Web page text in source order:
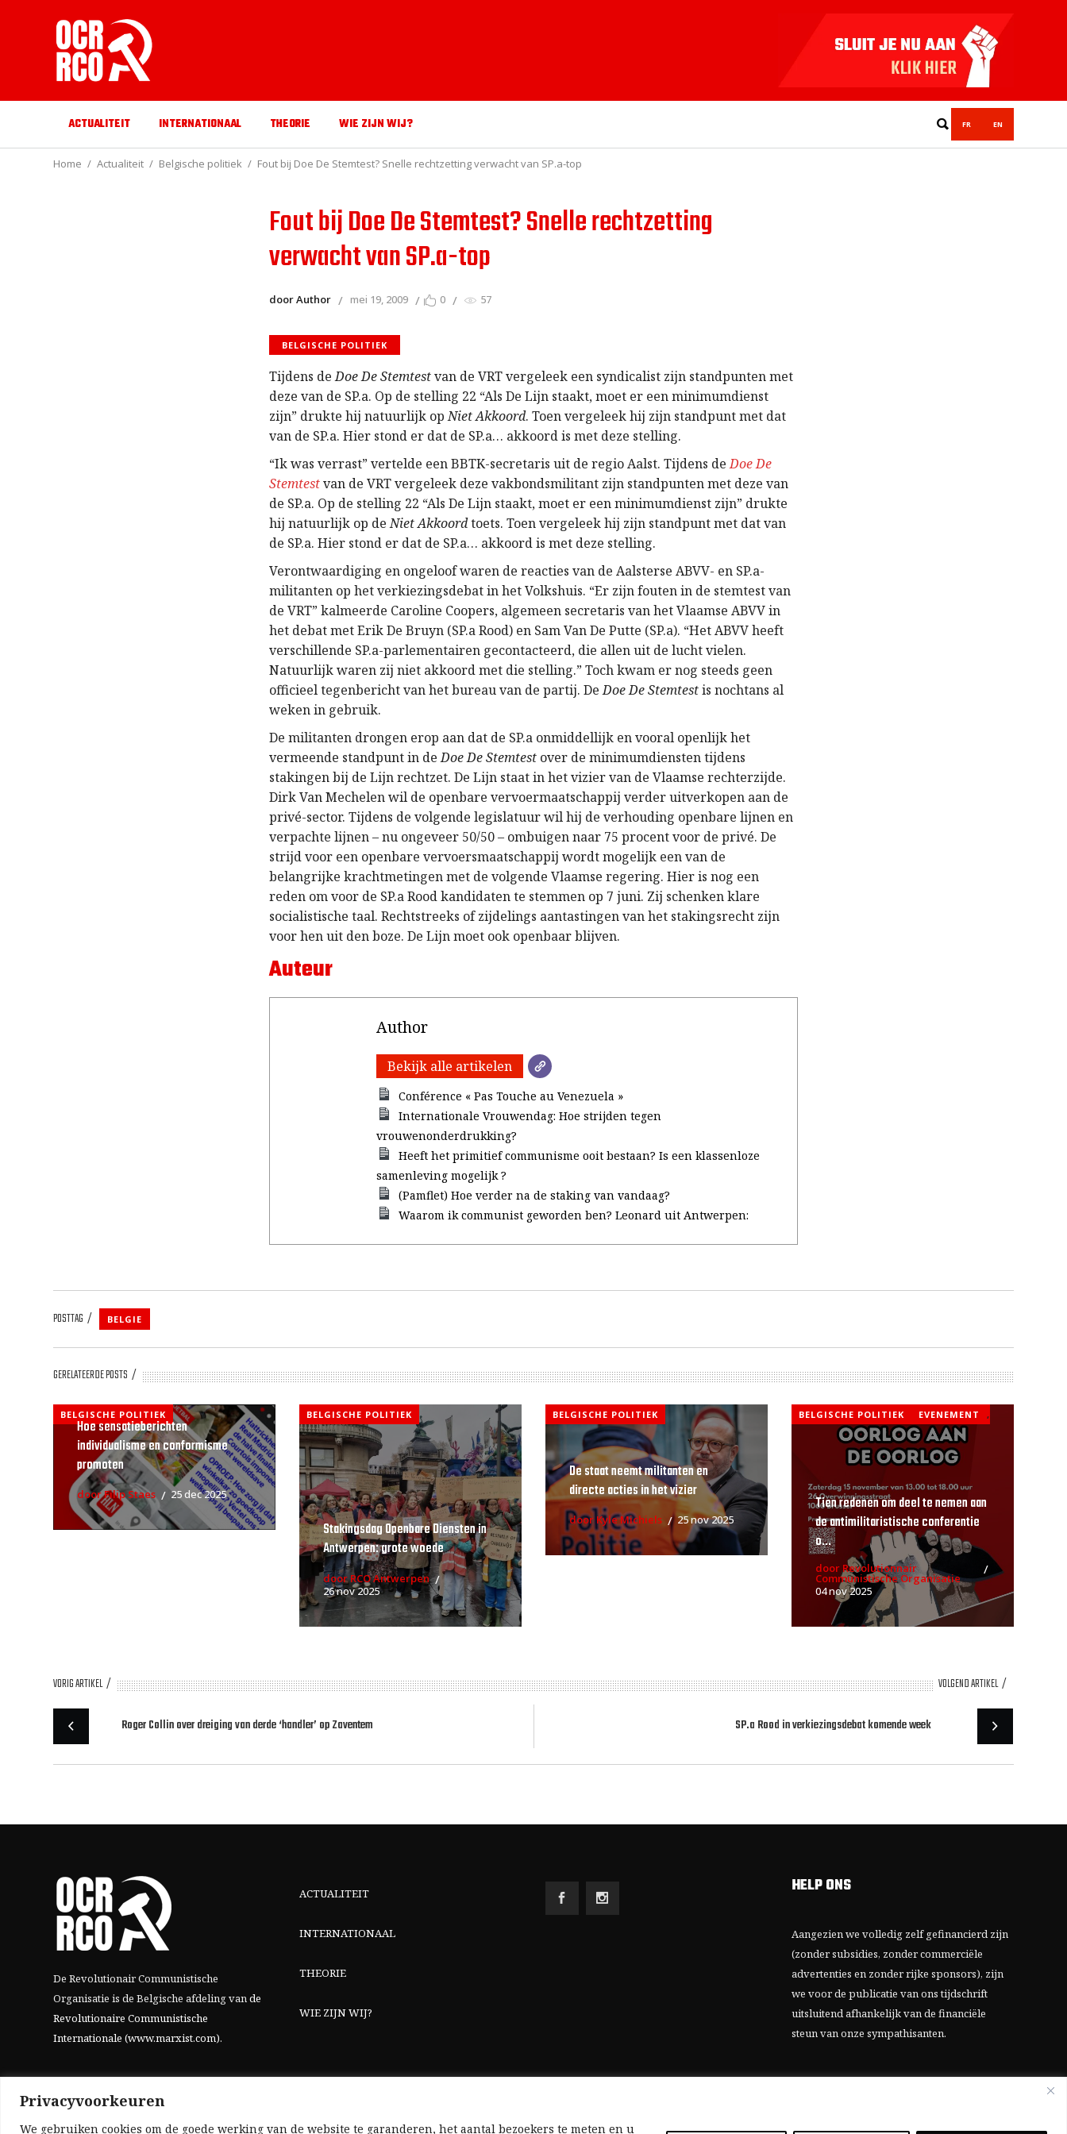
Privacyvoorkeuren
We gebruiken cookies om de goede werking van de website te garanderen, het aantal bezoekers te meten en u
ACTUALITEIT INTERNATIONAAL THEORIE WIE ZIJN WIJ? FR EN
Home Actualiteit Belgische politiek Fout bij Doe De Stemtest? Snelle rechtzetting verwacht van SP.a-top
Fout bij Doe De Stemtest? Snelle rechtzetting
verwacht van SP.a-top
door Author mei 19, 2009 0 57
BELGISCHE POLITIEK
Tijdens deDoe De Stemtestvan de VRT vergeleek een syndicalist zijn standpunten met
deze van de SP.a. Op de stelling 22 “Als De Lijn staakt, moet er een minimumdienst
zijn” drukte hij natuurlijk opNiet Akkoord. Toen vergeleek hij zijn standpunt met dat
van de SP.a. Hier stond er dat de SP.a… akkoord is met deze stelling.
“Ik was verrast” vertelde een BBTK-secretaris uit de regio Aalst. Tijdens de Doe De
Stemtestvan de VRT vergeleek deze vakbondsmilitant zijn standpunten met deze van
de SP.a. Op de stelling 22 “Als De Lijn staakt, moet er een minimumdienst zijn” drukte
hij natuurlijk op deNiet Akkoordtoets. Toen vergeleek hij zijn standpunt met dat van
de SP.a. Hier stond er dat de SP.a… akkoord is met deze stelling.
Verontwaardiging en ongeloof waren de reacties van de Aalsterse ABVV- en SP.a-
militanten op het verkiezingsdebat in het Volkshuis. “Er zijn fouten in de stemtest van
de VRT” kalmeerde Caroline Coopers, algemeen secretaris van het Vlaamse ABVV in
het debat met Erik De Bruyn (SP.a Rood) en Sam Van De Putte (SP.a). “Het ABVV heeft
verschillende SP.a-parlementairen gecontacteerd, die allen uit de lucht vielen.
Natuurlijk waren zij niet akkoord met die stelling.” Toch kwam er nog steeds geen
officieel tegenbericht van het bureau van de partij. DeDoe De Stemtestis nochtans al
weken in gebruik.
De militanten drongen erop aan dat de SP.a onmiddellijk en vooral openlijk het
vermeende standpunt in deDoe De Stemtest over de minimumdiensten tijdens
stakingen bij de Lijn rechtzet. De Lijn staat in het vizier van de Vlaamse rechterzijde.
Dirk Van Mechelen wil de openbare vervoermaatschappij verder uitverkopen aan de
privé-sector. Tijdens de volgende legislatuur wil hij de verhouding openbare lijnen en
verpachte lijnen – nu ongeveer 50/50 – ombuigen naar 75 procent voor de privé. De
strijd voor een openbare vervoersmaatschappij wordt mogelijk een van de
belangrijke krachtmetingen met de volgende Vlaamse regering. Hier is nog een
reden om voor de SP.a Rood kandidaten te stemmen op 7 juni. Zij schenken klare
socialistische taal. Rechtstreeks of zijdelings aantastingen van het stakingsrecht zijn
voor hen uit den boze. De Lijn moet ook openbaar blijven.
Auteur
Author
Bekijk alle artikelen
Conférence « Pas Touche au Venezuela »
Internationale Vrouwendag: Hoe strijden tegen
vrouwenonderdrukking?
Heeft het primitief communisme ooit bestaan? Is een klassenloze
samenleving mogelijk ?
(Pamflet) Hoe verder na de staking van vandaag?
Waarom ik communist geworden ben? Leonard uit Antwerpen:
POSTTAG BELGIE
GERELATEERDE POSTS
BELGISCHE POLITIEK
Hoe sensatieberichten
individualisme en conformisme
promoten
door Filip Staes 25 dec 2025
BELGISCHE POLITIEK
Stakingsdag Openbare Diensten in
Antwerpen: grote woede
door RCO Antwerpen
26 nov 2025
BELGISCHE POLITIEK
De staat neemt militanten en
directe acties in het vizier
door Kyle Michiels 25 nov 2025
BELGISCHE POLITIEK ,
EVENEMENT
Tien redenen om deel te nemen aan
de antimilitaristische conferentie
o...
door Revolutionnair
Communistische Organisatie
04 nov 2025
VORIG ARTIKEL VOLGEND ARTIKEL
Roger Collin over dreiging van derde ‘handler’ op Zaventem SP.a Rood in verkiezingsdebat komende week
De Revolutionair Communistische
Organisatie is de Belgische afdeling vande
Revolutionaire Communistische
Internationale (www.marxist.com).
ACTUALITEIT
INTERNATIONAAL
THEORIE
WIE ZIJN WIJ?
HELP ONS
Aangezien we volledig zelf gefinancierd zijn
(zonder subsidies, zonder commerciële
advertenties en zonder rijke sponsors), zijn
we voor de publicatie van ons tijdschrift
uitsluitend afhankelijk van de financiële
steun van onze sympathisanten.
Bij voorbaat dank voor uw solidariteit.